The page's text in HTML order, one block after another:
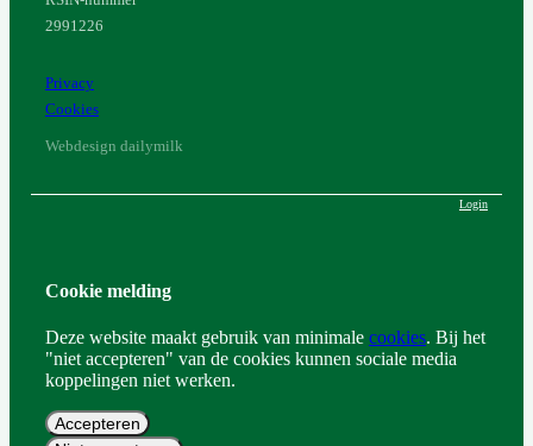
2991226
Privacy
Cookies
Webdesign dailymilk
Login
Cookie melding
Deze website maakt gebruik van minimale cookies. Bij het
"niet accepteren" van de cookies kunnen sociale media
koppelingen niet werken.